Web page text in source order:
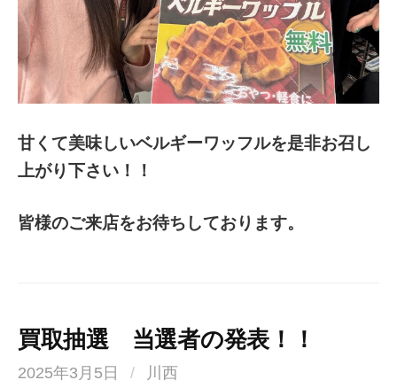
甘くて美味しいベルギーワッフルを是非お召し
上がり下さい！！
皆様のご来店をお待ちしております。
買取抽選 当選者の発表！！
2025年3月5日 / 川西